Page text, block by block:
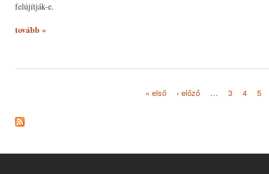
felújítják-e.
tovább »
« első ‹ előző … 3 4 5